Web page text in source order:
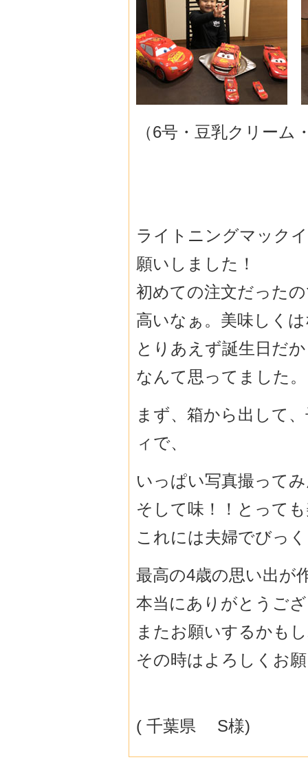
（6号・豆乳クリーム
ライトニングマック
願いしました！
初めての注文だった
高いなぁ。美味しく
とりあえず誕生日だ
なんて思ってました。
まず、箱から出して
ィで、
いっぱい写真撮って
そして味！！とって
これには夫婦でびっ
最高の4歳の思い出が
本当にありがとうご
またお願いするかも
その時はよろしくお
( 千葉県 S様)